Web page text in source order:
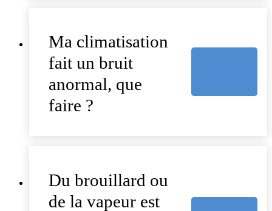
Ma climatisation
fait un bruit
anormal, que
faire ?
Du brouillard ou
de la vapeur est